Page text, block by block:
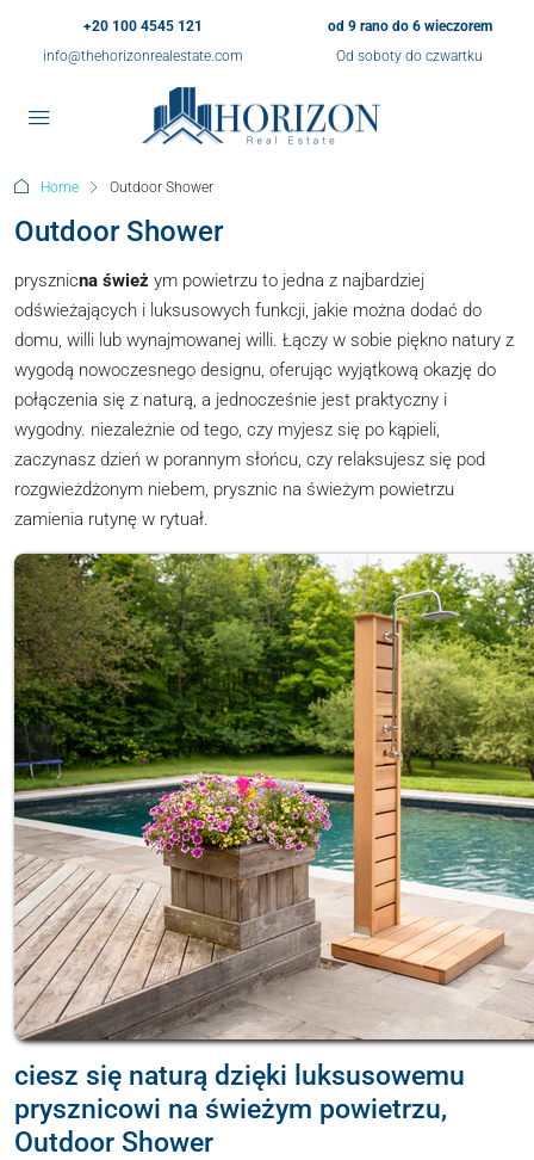
+20 100 4545 121
info@thehorizonrealestate.com
od 9 rano do 6 wieczorem
Od soboty do czwartku
Home Outdoor Shower
Outdoor Shower
prysznicna śwież ym powietrzu to jedna z najbardziej
odświeżających i luksusowych funkcji, jakie można dodać do
domu, willi lub wynajmowanej willi. Łączy w sobie piękno natury z
wygodą nowoczesnego designu, oferując wyjątkową okazję do
połączenia się z naturą, a jednocześnie jest praktyczny i
wygodny. niezależnie od tego, czy myjesz się po kąpieli,
zaczynasz dzień w porannym słońcu, czy relaksujesz się pod
rozgwieżdżonym niebem, prysznic na świeżym powietrzu
zamienia rutynę w rytuał.
ciesz się naturą dzięki luksusowemu
prysznicowi na świeżym powietrzu,
Outdoor Shower